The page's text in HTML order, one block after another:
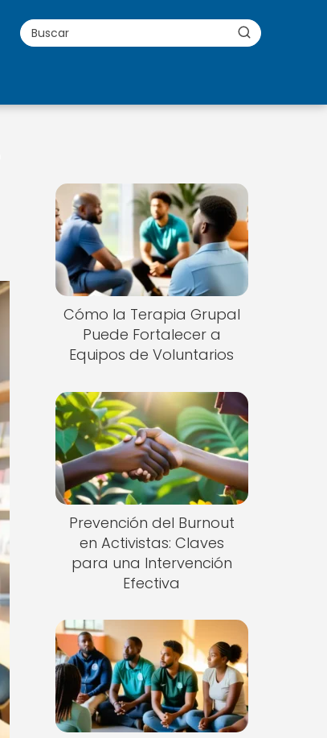
Cómo la Terapia Grupal
Puede Fortalecer a
Equipos de Voluntarios
Prevención del Burnout
en Activistas: Claves
para una Intervención
Efectiva